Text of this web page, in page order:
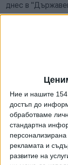
Ние и нашите
достъп до
обработваме
стандартна
рекламата и
развитие на
днес в
Въвеждането на